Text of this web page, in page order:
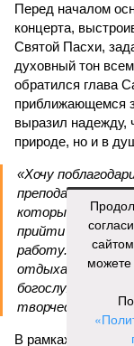
Перед началом
концерта,
Святой Пасхи,
духовный тон
обратился глава
приближающемся
выразил надежду,
природе, но и в
«Хочу
преподавателей,
которые свои
прийти в храм,
работу.
отдыхают, а эти
богослужение,
творчеством», –
В рамках
можете